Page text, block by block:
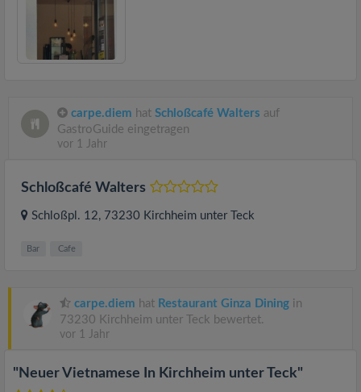
carpe.diem hat Schloßcafé Walters auf
GastroGuide eingetragen
vor 1 Jahr
Schloßcafé Walters
Schloßpl. 12, 73230 Kirchheim unter Teck
Bar Cafe
carpe.diem hat Restaurant Ginza Dining in
73230 Kirchheim unter Teck bewertet.
vor 1 Jahr
"Neuer Vietnamese In Kirchheim unter Teck"